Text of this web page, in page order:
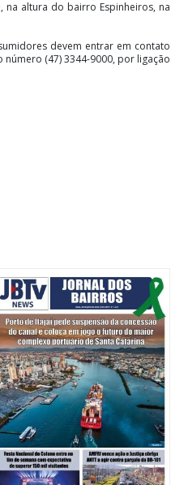
na altura do bairro Espinheiros, na
devem entrar em contato
(47) 3344-9000, por ligação